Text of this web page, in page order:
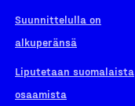
Suunnittelulla on
alkuperänsä
Liputetaan suomalaista
osaamista